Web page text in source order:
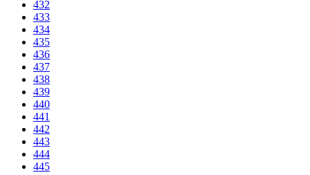
432
433
434
435
436
437
438
439
440
441
442
443
444
445